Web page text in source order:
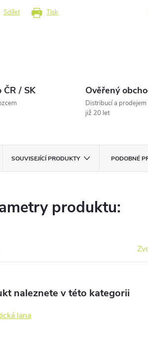
Tisk
Sdílet
/ SK Ověřený
Distribucí a
již 20 let
SOUVISEJÍCÍ PRODUKTY PODOBNÉ
produktu:
naleznete v této kategorii
lana